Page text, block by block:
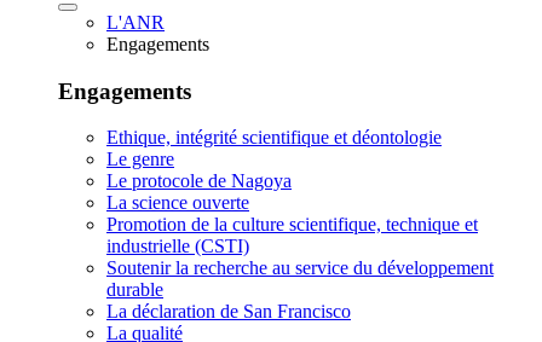
L'ANR
Engagements
Engagements
Ethique, intégrité scientifique et déontologie
Le genre
Le protocole de Nagoya
La science ouverte
Promotion de la culture scientifique, technique et
industrielle (CSTI)
Soutenir la recherche au service du développement
durable
La déclaration de San Francisco
La qualité